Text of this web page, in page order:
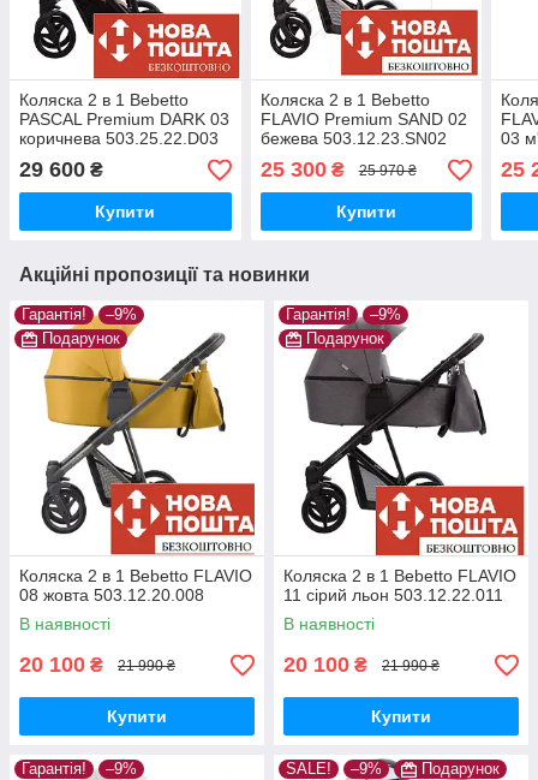
Коляска 2 в 1 Bebetto
PASCAL Premium DARK 03
коричнева 503.25.22.D03
29 600 ₴
Купити
Коляска 2 в 1 Bebetto
FLAVIO Premium SAND 02
бежева 503.12.23.SN02
25 300₴ 25 970 ₴
Купити
03
25
Акційні пропозиції та новинки
Гарантія!
–9%
Подарунок
Коляска 2 в 1 Bebetto FLAVIO
08 жовта 503.12.20.008
В наявності
20 100 ₴ 21 990 ₴
Купити
Гарантія!
–9%
Подарунок
Коляска 2 в 1 Bebetto FLAVIO
11 сірий льон 503.12.22.011
В наявності
20 100 ₴ 21 990 ₴
Купити
Гарантія! –9% SALE! –9% Подарунок